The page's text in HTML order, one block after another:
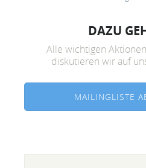
DAZU
Alle wichtigen
diskutieren wir auf
MAILINGLISTE